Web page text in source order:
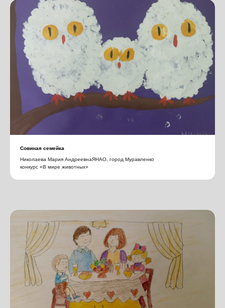
Совиная семейка
Николаева Мария АндреевнаЯНАО, город Муравленко
конкурс «В мире животных»